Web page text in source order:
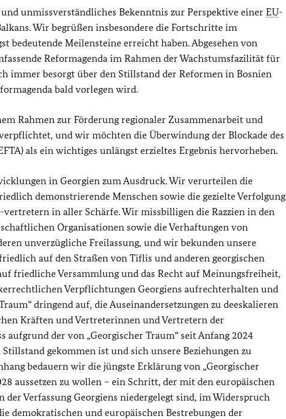
unmissverständliches Bekenntnis zur Perspektive einer EU-
Wir begrüßen insbesondere die Fortschritte im
bedeutende Meilensteine erreicht haben. Abgesehen von
Reformagenda im Rahmen der Wachstumsfazilität für
immer besorgt über den Stillstand der Reformen in Bosnien
bald vorlegen wird.
Rahmen zur Förderung regionaler Zusammenarbeit und
und wir möchten die Überwindung der Blockade des
als ein wichtiges unlängst erzieltes Ergebnis hervorheben.
in Georgien zum Ausdruck. Wir verurteilen die
demonstrierende Menschen sowie die gezielte Verfolgung
in aller Schärfe. Wir missbilligen die Razzien in den
Organisationen sowie die Verhaftungen von
unverzügliche Freilassung, und wir bekunden unsere
auf den Straßen von Tiflis und anderen georgischen
friedliche Versammlung und das Recht auf Meinungsfreiheit,
Verpflichtungen Georgiens aufrechterhalten und
dringend auf, die Auseinandersetzungen zu deeskalieren
Kräften und Vertreterinnen und Vertretern der
der von „Georgischer Traum“ seit Anfang 2024
gekommen ist und sich unsere Beziehungen zu
bedauern wir die jüngste Erklärung von „Georgischer
aussetzen zu wollen – ein Schritt, der mit den europäischen
Verfassung Georgiens niedergelegt sind, im Widerspruch
demokratischen und europäischen Bestrebungen der